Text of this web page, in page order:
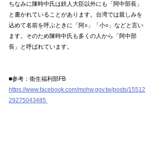
ちなみに陳時中氏は鉄人大臣以外にも「阿中部長」
と書かれていることがあります。台湾では親しみを
込めて名前を呼ぶときに「阿○」「小○」などと言い
ます。そのため陳時中氏も多くの人から「阿中部
長」と呼ばれています。
■参考：衛生福利部FB
https://www.facebook.com/mohw.gov.tw/posts/15512
29275043485